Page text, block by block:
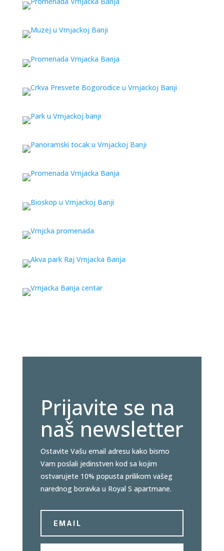
Prijavite se na
naš newsletter
Ostavite Vašu email adresu kako bismo
Vam poslali jedinstven kod sa kojim
ostvarujete 10% popusta prilikom vašeg
narednog boravka u Royal S apartmane.